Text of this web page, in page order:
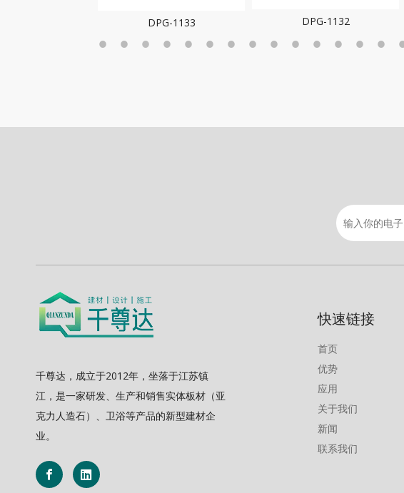
DPG-1133 DPG-1132
千尊达，成立于2012年，坐落于江苏镇
江，是一家研发、生产和销售实体板材（亚
克力人造石）、卫浴等产品的新型建材企
业。
快速链接
首页
优势
应用
关于我们
新闻
联系我们